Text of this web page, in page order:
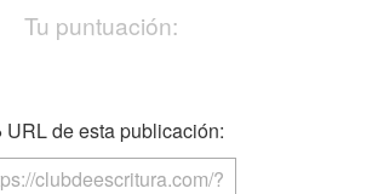
Tu puntuación:
URL de esta publicación: